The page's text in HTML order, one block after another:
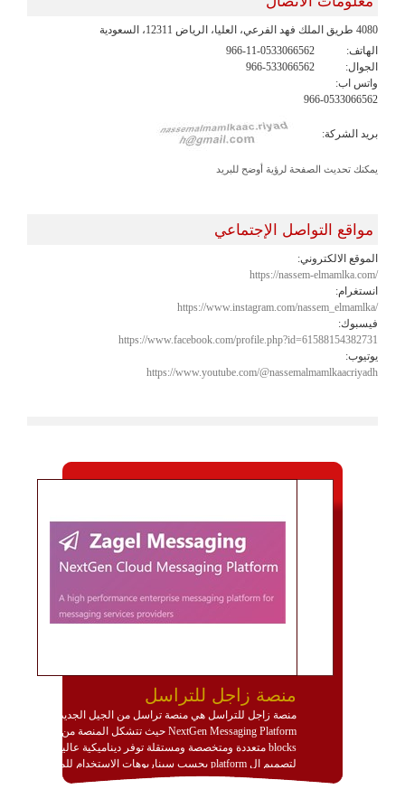
4080 طريق الملك فهد الفرعي، العليا، الرياض 12311، السعودية
الهاتف:
966-11-0533066562
الجوال:
966-533066562
واتس اب:
966-0533066562
بريد الشركة:
يمكنك تحديث الصفحة لرؤية أوضح للبريد
مواقع التواصل الإجتماعي
الموقع الالكتروني:
https://nassem-elmamlka.com/
انستغرام:
https://www.instagram.com/nassem_elmamlka/
فيسبوك:
https://www.facebook.com/profile.php?id=61588154382731
يوتيوب:
https://www.youtube.com/@nassemalmamlkaacriyadh
منصة زاجل للتراسل
منصة زاجل للتراسل هي منصة تراسل من الجيل الجديد
NextGen Messaging Platform حيث تتشكل المنصة من
blocks متعددة ومتخصصة ومستقلة توفر ديناميكية عالية
لتصميم ال platform بحسب سيناريوهات الاستخدام للمنصة
وتتوافق مع النشر والاستثمار ضمن بيئة استضافة dedicated